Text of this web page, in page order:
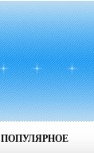
ПОПУЛЯРНОЕ